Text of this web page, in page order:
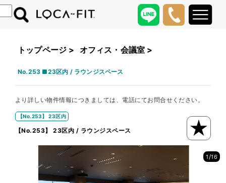
トップページ > オフィス・会議室 >
No.253 ■23区内 / ラウンジスペース
より詳しい物件情報につきましては、電話にてお問合せください。
【No.253】 23区内
【No.253】 23区内 / ラウンジスペース
1/16